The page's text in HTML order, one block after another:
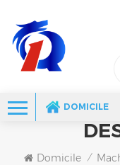
DOMICILE
Domicile /